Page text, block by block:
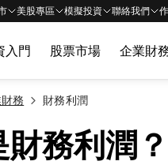
美股專區 模擬投資 聯絡我們
入門 股票市場 企業財
務 財務利潤
財務利潤